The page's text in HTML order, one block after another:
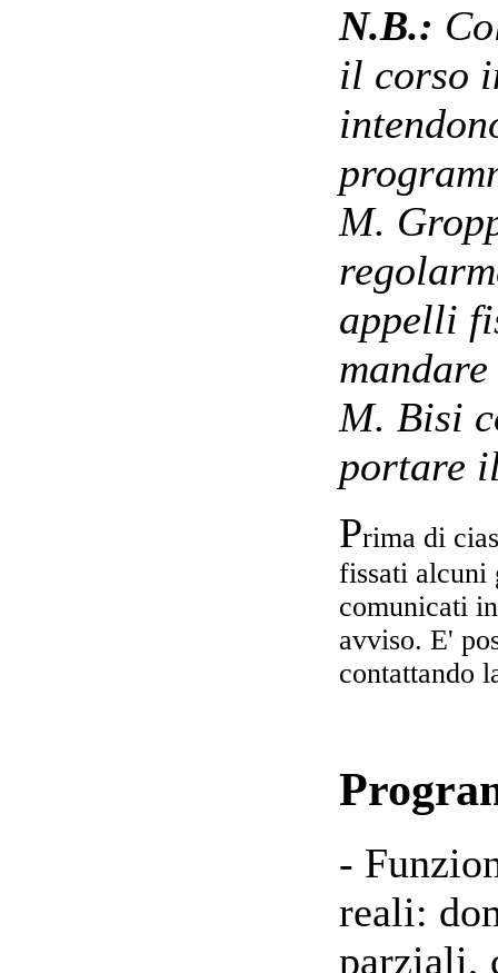
N.B.:
il corso
M.
appelli
M. Bisi
portare
Prima di
fissati alcuni
comunicati
avviso. E'
contattando
-
reali:
parziali,